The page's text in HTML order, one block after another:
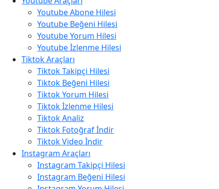
Youtube Abone Hilesi
Youtube Beğeni Hilesi
Youtube Yorum Hilesi
Youtube İzlenme Hilesi
Tiktok Araçları
Tiktok Takipçi Hilesi
Tiktok Beğeni Hilesi
Tiktok Yorum Hilesi
Tiktok İzlenme Hilesi
Tiktok Analiz
Tiktok Fotoğraf İndir
Tiktok Video İndir
Instagram Araçları
Instagram Takipçi Hilesi
Instagram Beğeni Hilesi